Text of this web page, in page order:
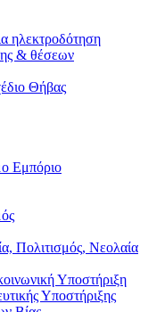
ηλεκτροδότηση
& θέσεων
Θήβας
Εμπόριο
Πολιτισμός, Νεολαία
Υποστήριξη
Υποστήριξης